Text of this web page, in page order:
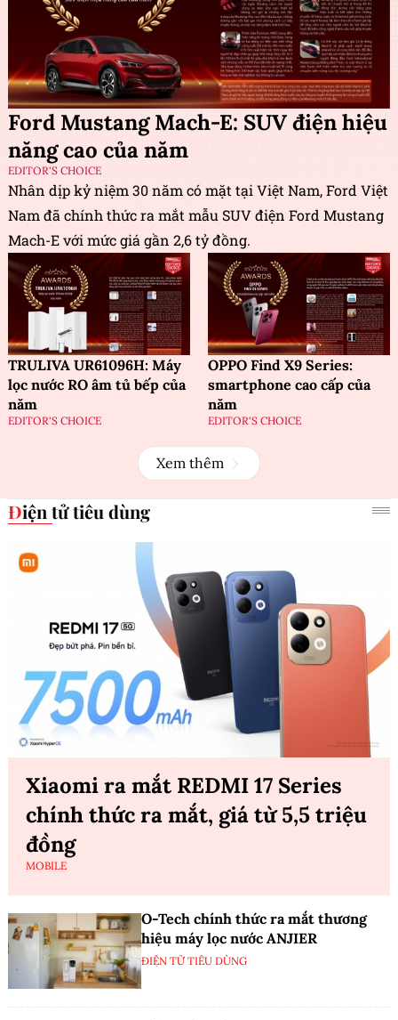
Ford Mustang Mach-E: SUV điện hiệu
năng cao của năm
EDITOR'S CHOICE
Nhân dịp kỷ niệm 30 năm có mặt tại Việt Nam, Ford Việt
Nam đã chính thức ra mắt mẫu SUV điện Ford Mustang
Mach-E với mức giá gần 2,6 tỷ đồng.
TRULIVA UR61096H: Máy
lọc nước RO âm tủ bếp của
năm
EDITOR'S CHOICE
OPPO Find X9 Series:
smartphone cao cấp của
năm
EDITOR'S CHOICE
Xem thêm
Điện tử tiêu dùng
Xiaomi ra mắt REDMI 17 Series
chính thức ra mắt, giá từ 5,5 triệu
đồng
MOBILE
O-Tech chính thức ra mắt thương
hiệu máy lọc nước ANJIER
ĐIỆN TỬ TIÊU DÙNG